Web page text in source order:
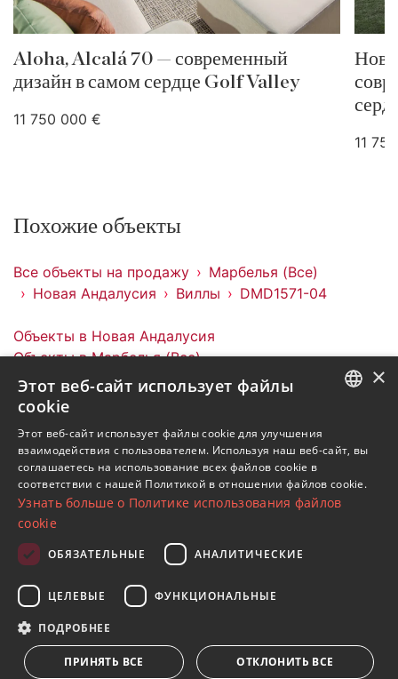
Aloha, Alcalá 70 — современный
дизайн в самом сердце Golf Valley
11 750 000 €
11
Похожие объекты
Все объекты на продажу
Марбелья (Все)
Новая Андалусия
Виллы DMD1571-04
Объекты в Новая Андалусия
Объекты в Марбелья (Все)
Виллы в Новая Андалусия
Подпишитесь на нашу рассылку
Получайте обновления о недвижимости, новостях
и образе жизни в Марбелье
Я принимаю политика конфиденциальности
Мы ставим Вас в известность о том, что все личные
данные, указанные в анкете,
...Развернуть
SPANISH
FRENCH
×
Этот веб-сайт использует файлы
cookie
Этот веб-сайт использует файлы cookie для улучшения
взаимодействия с пользователем. Используя наш веб-сайт, вы
соглашаетесь на использование всех файлов cookie в
соответствии с нашей Политикой в ​​отношении файлов cookie.
Узнать больше о Политике использования файлов
cookie
ОБЯЗАТЕЛЬНЫЕ АНАЛИТИЧЕСКИЕ
ЦЕЛЕВЫЕ ФУНКЦИОНАЛЬНЫЕ
ПОДРОБНЕЕ
ПРИНЯТЬ ВСЕ ОТКЛОНИТЬ ВСЕ